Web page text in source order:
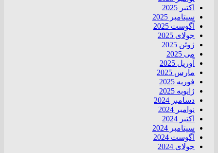
اکتبر 2025
سپتامبر 2025
آگوست 2025
جولای 2025
ژوئن 2025
می 2025
آوریل 2025
مارس 2025
فوریه 2025
ژانویه 2025
دسامبر 2024
نوامبر 2024
اکتبر 2024
سپتامبر 2024
آگوست 2024
جولای 2024